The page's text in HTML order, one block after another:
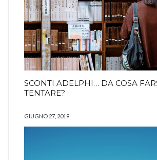
SCONTI ADELPHI… DA COSA
TENTARE?
GIUGNO 27, 2019